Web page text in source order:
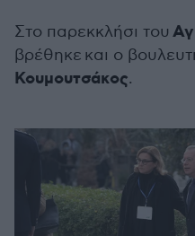
Στο παρεκκλήσι του
βρέθηκε και ο
Κουμουτσάκος.